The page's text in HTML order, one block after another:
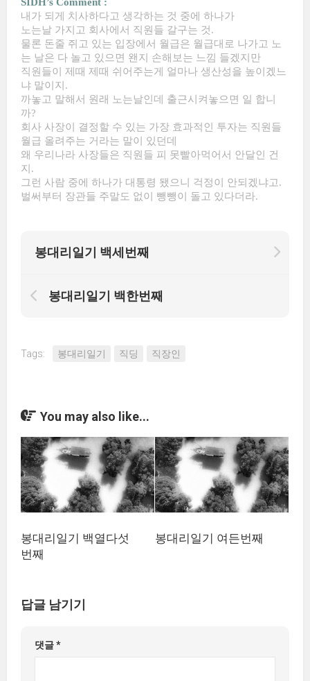
내가 되게 치사하다고 생각하는 것 중에 하나가
노는날 가지고 회사에서 직원들 갈구는 것.
물론 돈줄 쥐고 있는 입장에서 월급은 월급대로 나가고 노
는 날은 다 놀고 있으면 왠지 손해보는 느낌 들겠지만
직원들이 제때 제때 쉬어주는게 얼마나 생산성을 높이겠느
냐 말이지.
까놓고 말해서 원래 노는날인데 출근시켜놓으면 일 합니
까?
회사 사장이 결정할 수 있는 가장 효과적인 투자는 직원들
월급 올려주는 거라는 말이 있던데
왜 우리나라 사장들은 직원들 피 못빨아먹어서 안달인 건
지.
그런 사람 중에 하나가 대통령 됐으니 걱정이 안되겠냐고.
벌써부터 장관들 주말도 없이 뺑뺑이 돌고 있다더라.
봉대리일기 백세번째
봉대리일기 백한번째
Tags: 봉대리일기 직딩 직장인
You may also like...
봉대리일기 백열다섯
번째
봉대리일기 여든번째
답글 남기기
댓글*